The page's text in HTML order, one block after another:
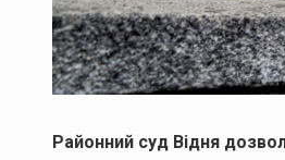
Районний суд Відня